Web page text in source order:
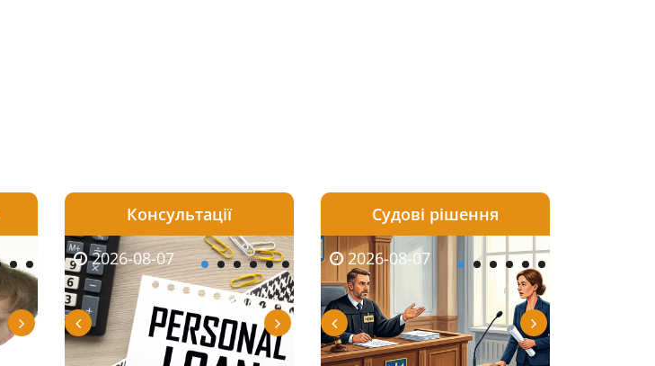
2026-08-06 2026-08-06 2026-08-05
2026-08-04 2026-08-03 2026-08-03
Консультації
2026-08-07 2026-08-07 2026-08-06
Судові рішення
2026-07-30 2026-08-07